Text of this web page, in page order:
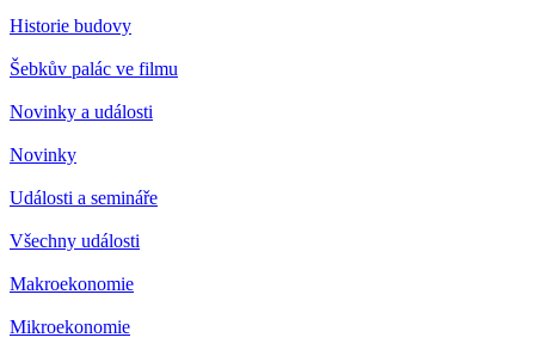
Historie budovy
Šebkův palác ve filmu
Novinky a události
Novinky
Události a semináře
Všechny události
Makroekonomie
Mikroekonomie